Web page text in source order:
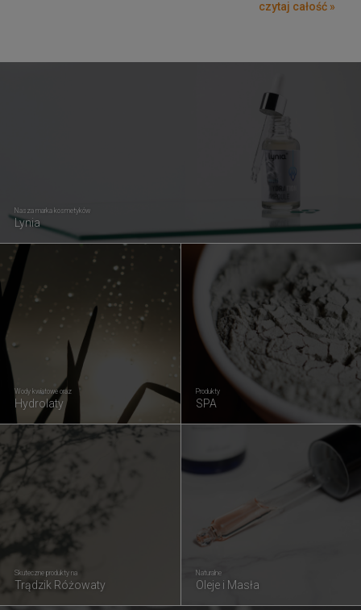
czytaj całość »
Nasza marka kosmetyków
Lynia
Wody kwiatowe oraz
Hydrolaty
Produkty
SPA
Skuteczne produkty na
Trądzik Różowaty
Naturalne
Oleje i Masła